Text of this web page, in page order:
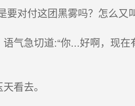
对付这团黑雾吗？怎么又
气急切道:“你...好啊，现
看去。